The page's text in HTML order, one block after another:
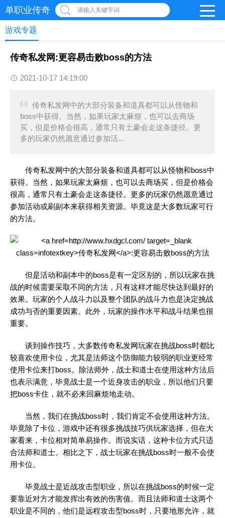
单职业传奇 请输入关键字词
游戏专题
传奇私发网:更容易击败boss的方法
2021-10-17 14:19:00
传奇私发网中的大部分装备和道具都可以从怪物和
boss中获得。当然，如果玩家太麻烦，也可以去商场
买，但是价格会很高，通常只有土豪会走这条捷径。更
多的玩家仍然愿意通过参加活...
传奇私发网中的大部分装备和道具都可以从怪物和boss中
获得。当然，如果玩家太麻烦，也可以去商场买，但是价格会
很高，通常只有土豪会走这条捷径。更多的玩家仍然愿意通过
参加活动或刷副本来获得相关资源。毕竟这是大多数玩家可行
的方法。
但是活动和副本中的boss是有一定区别的，所以玩家在挑
战的时候需要采取不同的方法，只有这样才能尽快达到最好的
效果。玩家的个人战斗力以及整个团队的战斗力也是决定挑战
成功与否的重要因素。此外，玩家的操作水平和战斗结果也很
重要。
谈到操作技巧，大多数传奇私发网玩家在挑战boss时都比
较喜欢使用卡位，尤其是法师这个防御能力较弱的职业更经常
使用卡位来打boss。除法师外，战士和道士在使用这种方法后
也表示满意，毕竟战士是一个近身攻击的职业，所以他们只要
把boss卡住，就不必来回麻烦地走动。
当然，我们在挑战boss时，我们肯定不会使用这种方法。
毕竟除了卡位，游戏中还有很多挑战技巧供玩家选择，但在大
家看来，卡位相对简单易操作。而说实话，这种卡位方式只适
合法师和道士。相比之下，战士玩家在挑战boss时一般不会使
用卡位。
毕竟战士是近战攻击型职业，所以在挑战boss的时候一定
要靠近对方才能发挥出有效的伤害值。而且法师和道士这两个
职业是不同的，他们是远程攻击型boss时，只要地形允许，就